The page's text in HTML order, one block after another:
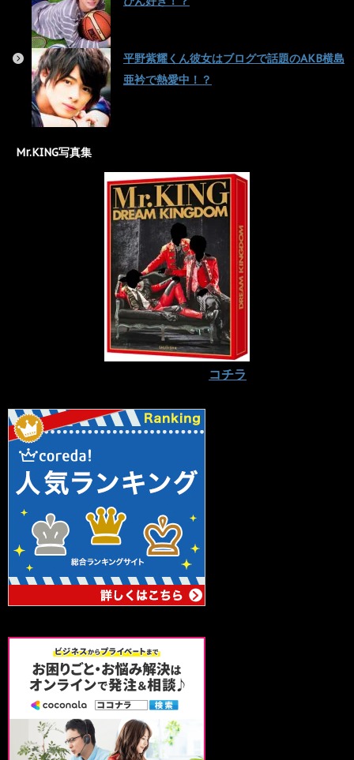
平野紫耀くん彼女はブログで話題のAKB横島
亜衿で熱愛中！？
Mr.KING写真集
コチラ